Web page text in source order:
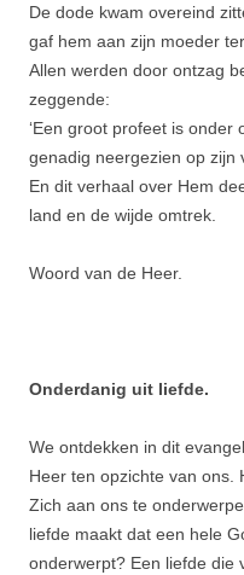
De dode kwam overeind
gaf hem aan zijn moeder
Allen werden door ontzag
zeggende:
‘Een groot profeet is onder
genadig neergezien op zijn
En dit verhaal over Hem
land en de wijde omtrek.
Woord van de Heer.
Onderdanig uit liefde.
We ontdekken in dit
Heer ten opzichte van ons.
Zich aan ons te
liefde maakt dat een hele
onderwerpt? Een liefde die